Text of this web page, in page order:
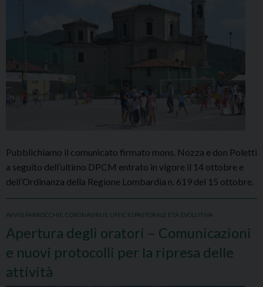
Pubblichiamo il comunicato firmato mons. Nozza e don Poletti
a seguito dell’ultimo DPCM entrato in vigore il 14 ottobre e
dell’Ordinanza della Regione Lombardia n. 619 del 15 ottobre.
AVVISI PARROCCHIE CORONAVIRUS UFFICIO PASTORALE ETÀ EVOLUTIVA
Apertura degli oratori – Comunicazioni
e nuovi protocolli per la ripresa delle
attività